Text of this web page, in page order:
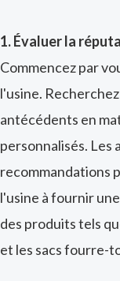
1. Évaluer la
Commencez par
l'usine.
antécédents en
personnalisés. Les
recommandations
l'usine à fournir
des produits tels
et les sacs fourre-